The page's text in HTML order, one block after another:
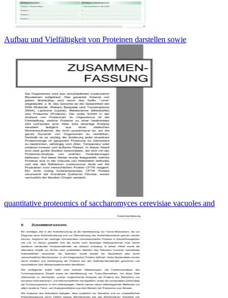
Aufbau und Vielfältigkeit von Proteinen darstellen sowie
quantitative proteomics of saccharomyces cerevisiae vacuoles and